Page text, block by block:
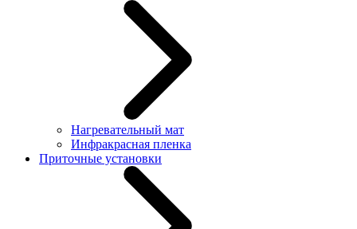
Нагревательный мат
Инфракрасная пленка
Приточные установки